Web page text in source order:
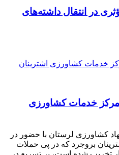
در انتقال داشته‌های
مرکز خدمات کشاورزی
کشاورزی لرستان با حضور در
بروجرد که در پی حملات